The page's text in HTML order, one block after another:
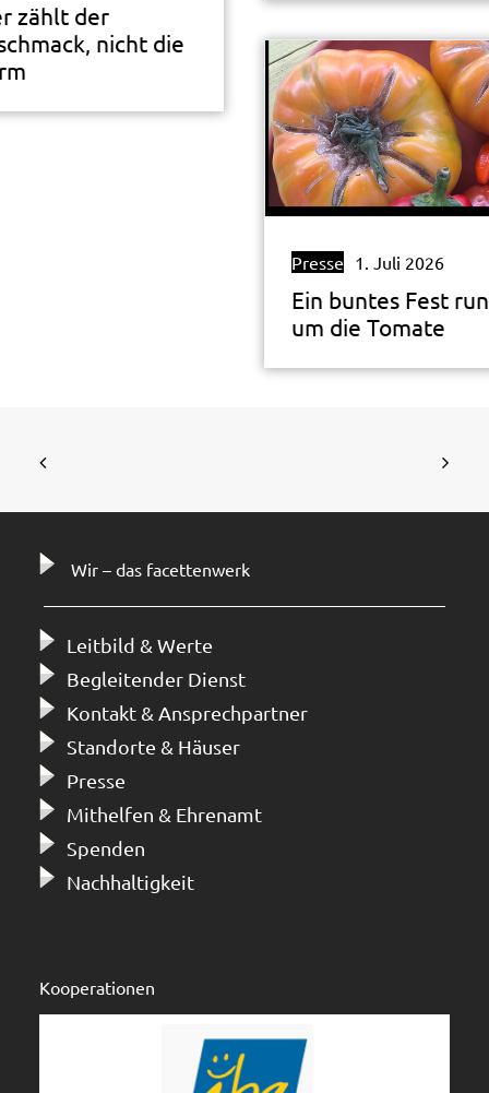
zählt der
nicht die
Presse 1. Juli 2026
Ein buntes Fest
um die Tomate
Wir – das facettenwerk
Leitbild & Werte
Begleitender Dienst
Kontakt & Ansprechpartner
Standorte & Häuser
Presse
Mithelfen & Ehrenamt
Spenden
Nachhaltigkeit
Kooperationen